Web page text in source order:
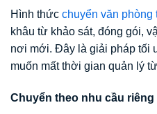
Hình thức chuyển văn phòng
khâu từ khảo sát, đóng gói,
nơi mới. Đây là giải pháp tối
muốn mất thời gian quản lý
Chuyển theo nhu cầu riêng